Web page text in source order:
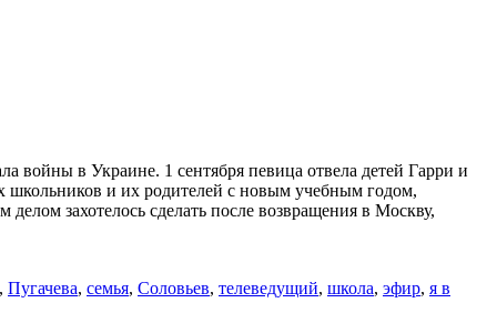
войны в Украине. 1 сентября певица отвела детей Гарри и
школьников и их родителей с новым учебным годом,
захотелось сделать после возвращения в Москву,
, Пугачева, семья, Соловьев, телеведущий, школа, эфир, я в